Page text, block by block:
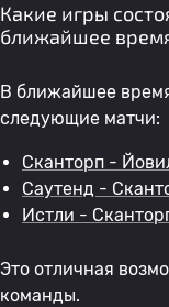
Какие игры
ближайшее
В ближайшее
следующие матчи:
Сканторп -
Саутенд -
Истли -
Это отличная
команды.